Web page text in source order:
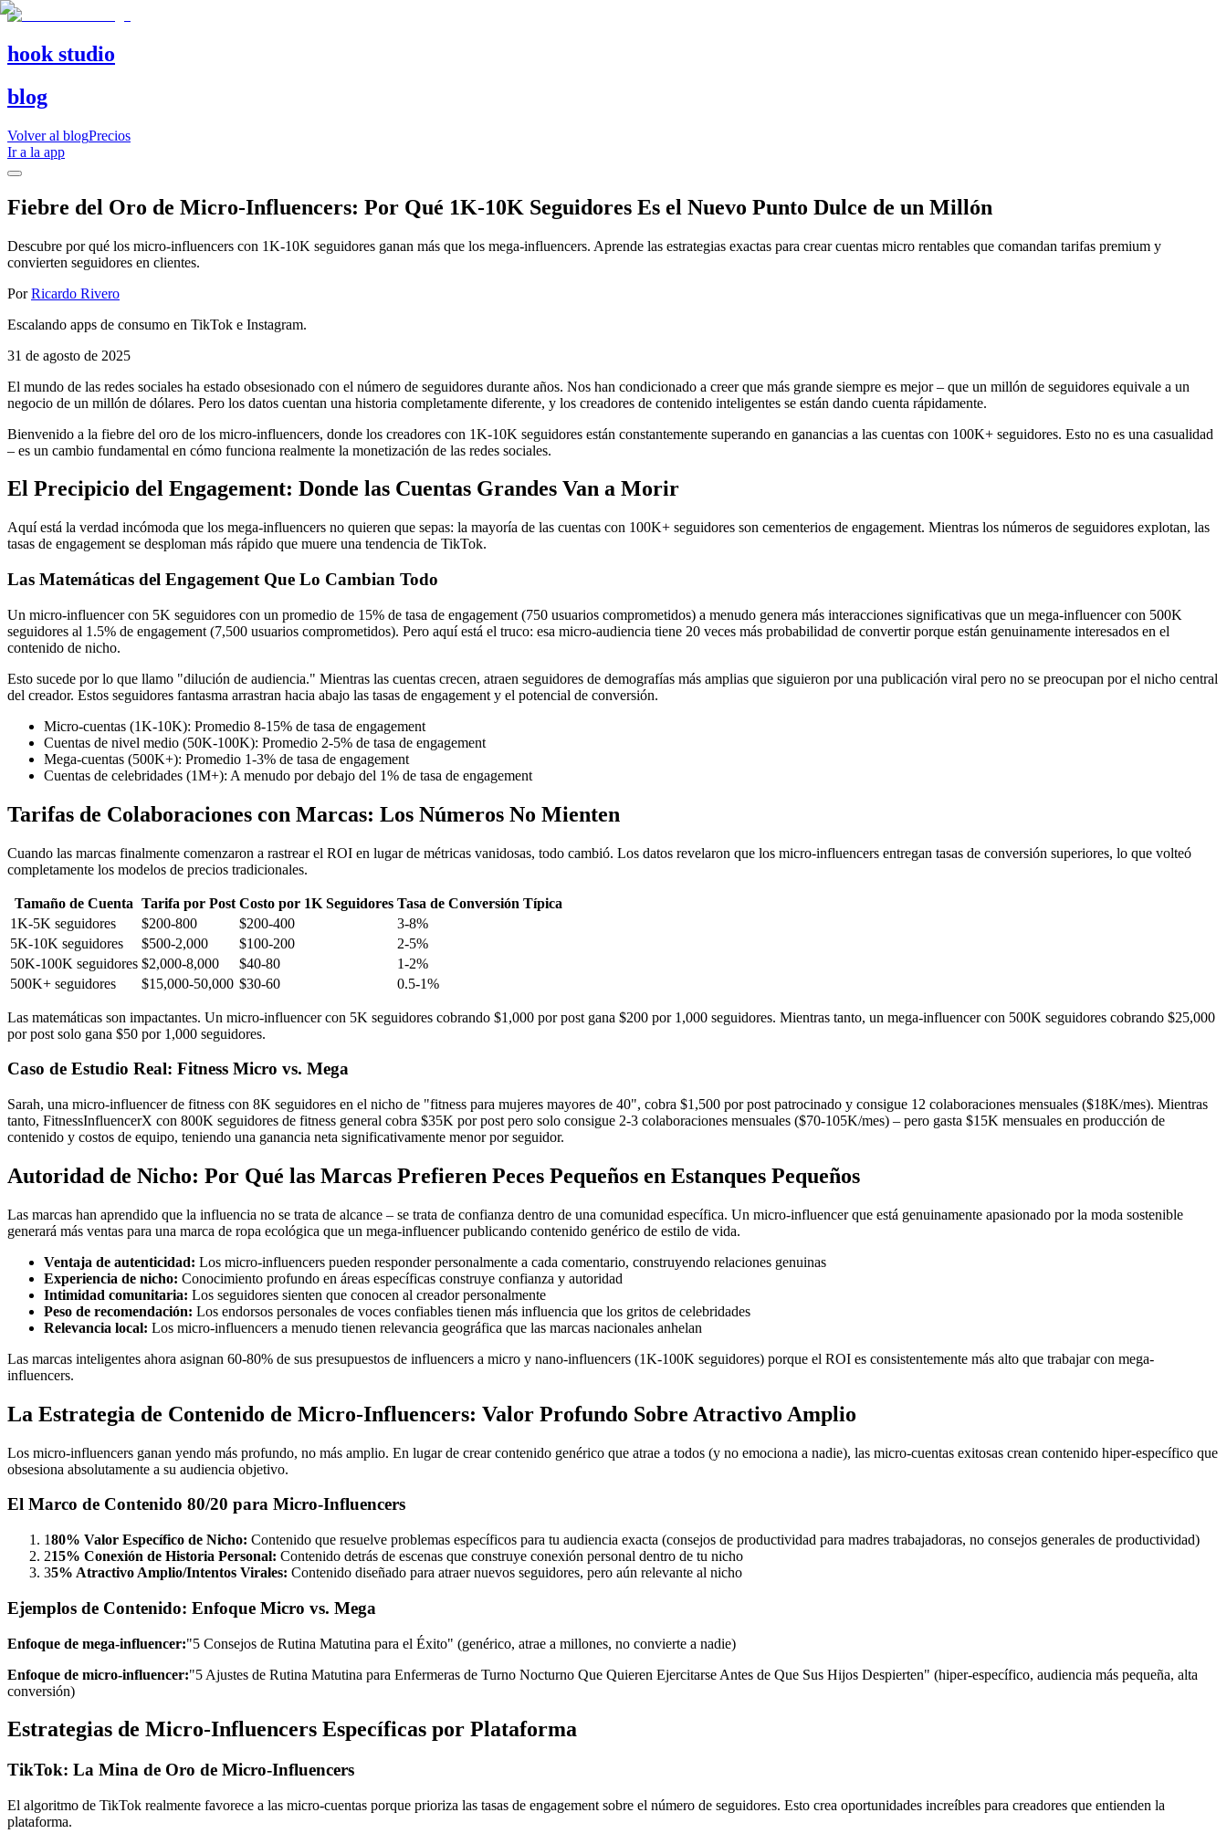
hook studio
blog
Volver al blogPrecios
Ir a la app
Fiebre del Oro de Micro-Influencers: Por Qué 1K-10K Seguidores Es el Nuevo Punto Dulce de un Millón
Descubre por qué los micro-influencers con 1K-10K seguidores ganan más que los mega-influencers. Aprende las estrategias exactas para crear cuentas micro rentables que comandan tarifas premium y
convierten seguidores en clientes.
Por Ricardo Rivero
Escalando apps de consumo en TikTok e Instagram.
31 de agosto de 2025
El mundo de las redes sociales ha estado obsesionado con el número de seguidores durante años. Nos han condicionado a creer que más grande siempre es mejor – que un millón de seguidores equivale a un
negocio de un millón de dólares. Pero los datos cuentan una historia completamente diferente, y los creadores de contenido inteligentes se están dando cuenta rápidamente.
Bienvenido a la fiebre del oro de los micro-influencers, donde los creadores con 1K-10K seguidores están constantemente superando en ganancias a las cuentas con 100K+ seguidores. Esto no es una casualidad
– es un cambio fundamental en cómo funciona realmente la monetización de las redes sociales.
El Precipicio del Engagement: Donde las Cuentas Grandes Van a Morir
Aquí está la verdad incómoda que los mega-influencers no quieren que sepas: la mayoría de las cuentas con 100K+ seguidores son cementerios de engagement. Mientras los números de seguidores explotan, las
tasas de engagement se desploman más rápido que muere una tendencia de TikTok.
Las Matemáticas del Engagement Que Lo Cambian Todo
Un micro-influencer con 5K seguidores con un promedio de 15% de tasa de engagement (750 usuarios comprometidos) a menudo genera más interacciones significativas que un mega-influencer con 500K
seguidores al 1.5% de engagement (7,500 usuarios comprometidos). Pero aquí está el truco: esa micro-audiencia tiene 20 veces más probabilidad de convertir porque están genuinamente interesados en el
contenido de nicho.
Esto sucede por lo que llamo "dilución de audiencia." Mientras las cuentas crecen, atraen seguidores de demografías más amplias que siguieron por una publicación viral pero no se preocupan por el nicho central
del creador. Estos seguidores fantasma arrastran hacia abajo las tasas de engagement y el potencial de conversión.
Micro-cuentas (1K-10K): Promedio 8-15% de tasa de engagement
Cuentas de nivel medio (50K-100K): Promedio 2-5% de tasa de engagement
Mega-cuentas (500K+): Promedio 1-3% de tasa de engagement
Cuentas de celebridades (1M+): A menudo por debajo del 1% de tasa de engagement
Tarifas de Colaboraciones con Marcas: Los Números No Mienten
Cuando las marcas finalmente comenzaron a rastrear el ROI en lugar de métricas vanidosas, todo cambió. Los datos revelaron que los micro-influencers entregan tasas de conversión superiores, lo que volteó
completamente los modelos de precios tradicionales.
Tamaño de Cuenta Tarifa por Post Costo por 1K Seguidores Tasa de Conversión Típica
1K-5K seguidores
$200-800 $200-400
3-8%
5K-10K seguidores
$500-2,000 $100-200
2-5%
50K-100K seguidores $2,000-8,000 $40-80
1-2%
500K+ seguidores
$15,000-50,000 $30-60 0.5-1%
Las matemáticas son impactantes. Un micro-influencer con 5K seguidores cobrando $1,000 por post gana $200 por 1,000 seguidores. Mientras tanto, un mega-influencer con 500K seguidores cobrando $25,000
por post solo gana $50 por 1,000 seguidores.
Caso de Estudio Real: Fitness Micro vs. Mega
Sarah, una micro-influencer de fitness con 8K seguidores en el nicho de "fitness para mujeres mayores de 40", cobra $1,500 por post patrocinado y consigue 12 colaboraciones mensuales ($18K/mes). Mientras
tanto, FitnessInfluencerX con 800K seguidores de fitness general cobra $35K por post pero solo consigue 2-3 colaboraciones mensuales ($70-105K/mes) – pero gasta $15K mensuales en producción de
contenido y costos de equipo, teniendo una ganancia neta significativamente menor por seguidor.
Autoridad de Nicho: Por Qué las Marcas Prefieren Peces Pequeños en Estanques Pequeños
Las marcas han aprendido que la influencia no se trata de alcance – se trata de confianza dentro de una comunidad específica. Un micro-influencer que está genuinamente apasionado por la moda sostenible
generará más ventas para una marca de ropa ecológica que un mega-influencer publicando contenido genérico de estilo de vida.
Ventaja de autenticidad: Los micro-influencers pueden responder personalmente a cada comentario, construyendo relaciones genuinas
Experiencia de nicho: Conocimiento profundo en áreas específicas construye confianza y autoridad
Intimidad comunitaria: Los seguidores sienten que conocen al creador personalmente
Peso de recomendación: Los endorsos personales de voces confiables tienen más influencia que los gritos de celebridades
Relevancia local: Los micro-influencers a menudo tienen relevancia geográfica que las marcas nacionales anhelan
Las marcas inteligentes ahora asignan 60-80% de sus presupuestos de influencers a micro y nano-influencers (1K-100K seguidores) porque el ROI es consistentemente más alto que trabajar con mega-
influencers.
La Estrategia de Contenido de Micro-Influencers: Valor Profundo Sobre Atractivo Amplio
Los micro-influencers ganan yendo más profundo, no más amplio. En lugar de crear contenido genérico que atrae a todos (y no emociona a nadie), las micro-cuentas exitosas crean contenido hiper-específico que
obsesiona absolutamente a su audiencia objetivo.
El Marco de Contenido 80/20 para Micro-Influencers
180% Valor Específico de Nicho: Contenido que resuelve problemas específicos para tu audiencia exacta (consejos de productividad para madres trabajadoras, no consejos generales de productividad)
215% Conexión de Historia Personal: Contenido detrás de escenas que construye conexión personal dentro de tu nicho
35% Atractivo Amplio/Intentos Virales: Contenido diseñado para atraer nuevos seguidores, pero aún relevante al nicho
Ejemplos de Contenido: Enfoque Micro vs. Mega
Enfoque de mega-influencer:"5 Consejos de Rutina Matutina para el Éxito" (genérico, atrae a millones, no convierte a nadie)
Enfoque de micro-influencer:"5 Ajustes de Rutina Matutina para Enfermeras de Turno Nocturno Que Quieren Ejercitarse Antes de Que Sus Hijos Despierten" (hiper-específico, audiencia más pequeña, alta
conversión)
Estrategias de Micro-Influencers Específicas por Plataforma
TikTok: La Mina de Oro de Micro-Influencers
El algoritmo de TikTok realmente favorece a las micro-cuentas porque prioriza las tasas de engagement sobre el número de seguidores. Esto crea oportunidades increíbles para creadores que entienden la
plataforma.